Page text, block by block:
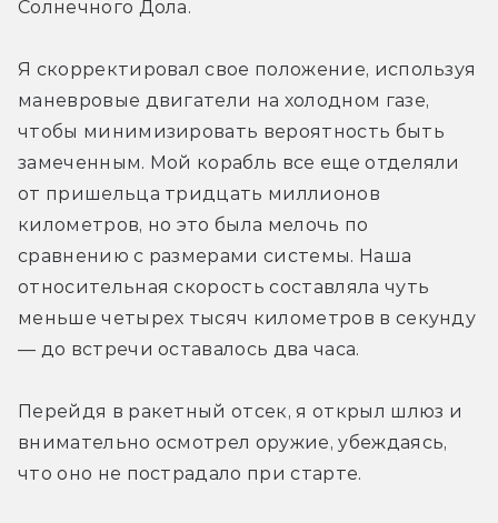
Солнечного Дола.
Я скорректировал свое положение, используя
маневровые двигатели на холодном газе,
чтобы минимизировать вероятность быть
замеченным. Мой корабль все еще отделяли
от пришельца тридцать миллионов
километров, но это была мелочь по
сравнению с размерами системы. Наша
относительная скорость составляла чуть
меньше четырех тысяч километров в секунду
— до встречи оставалось два часа.
Перейдя в ракетный отсек, я открыл шлюз и
внимательно осмотрел оружие, убеждаясь,
что оно не пострадало при старте.